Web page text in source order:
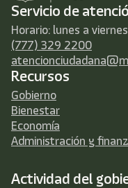
Servicio de
Horario: lunes a
(777) 329 2200
Recursos
Gobierno
Bienestar
Economía
Administración y
Actividad del